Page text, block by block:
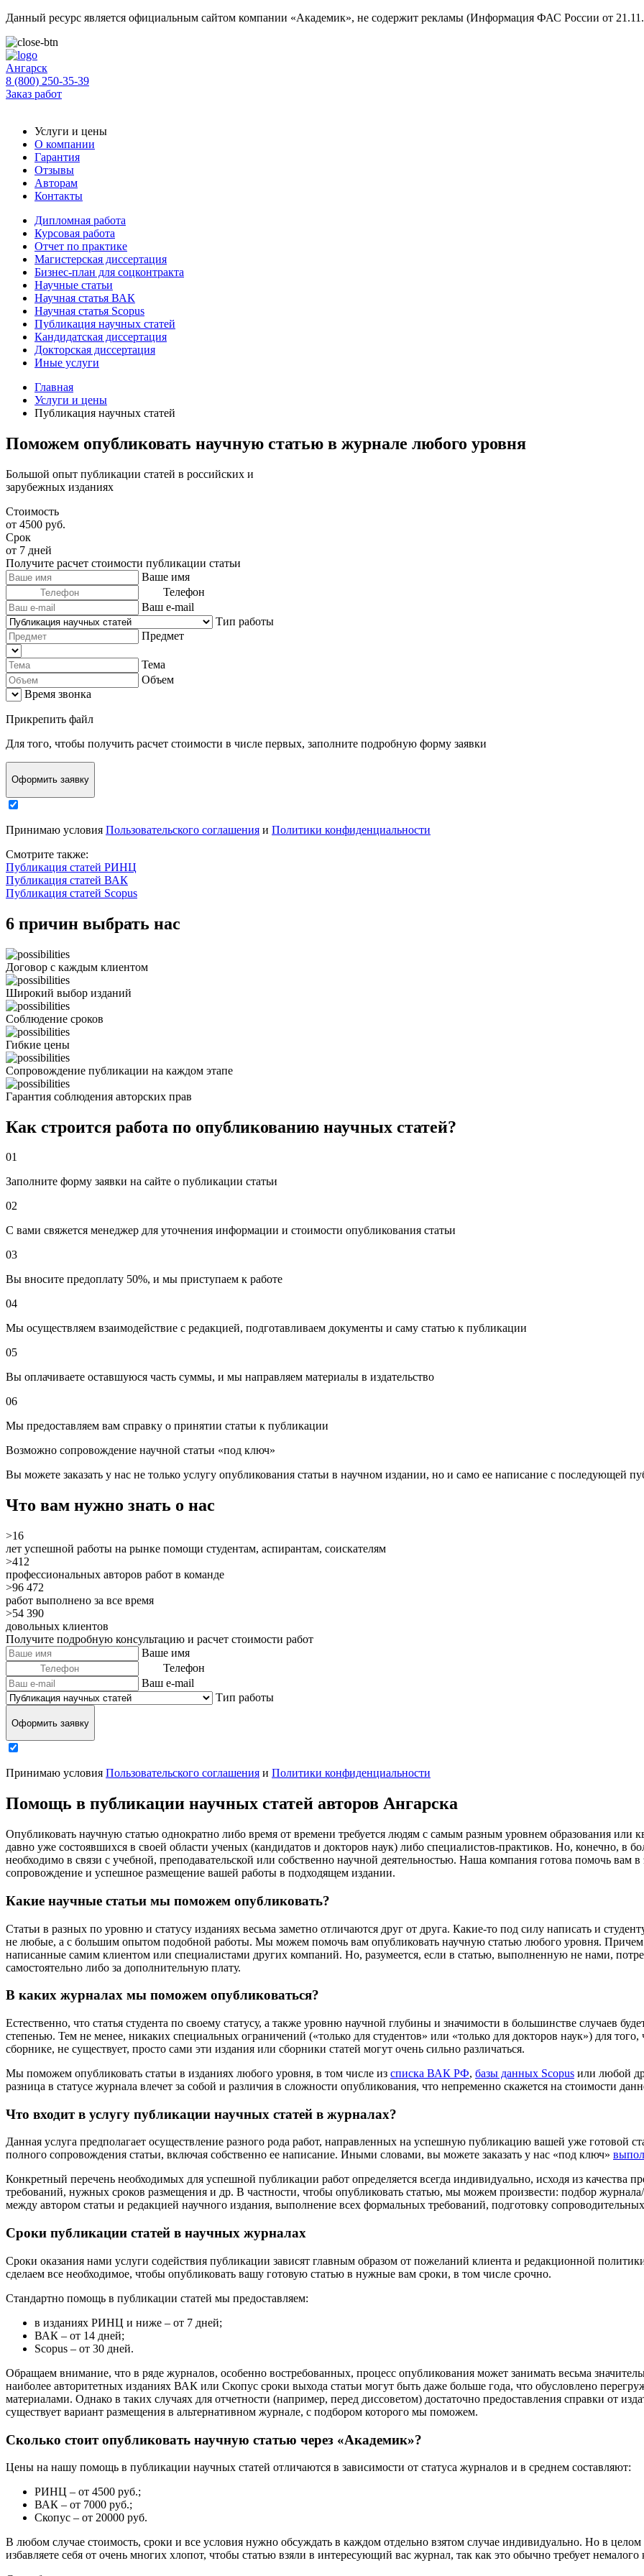
Данный ресурс является официальным сайтом компании «Академик», не содержит рекламы (Информация ФАС России от
Ангарск
8 (800) 250-35-39
Заказ работ
Услуги и цены
О компании
Гарантия
Отзывы
Авторам
Контакты
Дипломная работа
Курсовая работа
Отчет по практике
Магистерская диссертация
Бизнес-план для соцконтракта
Научные статьи
Научная статья ВАК
Научная статья Scopus
Публикация научных статей
Кандидатская диссертация
Докторская диссертация
Иные услуги
Главная
Услуги и цены
Публикация научных статей
Поможем опубликовать научную статью в журнале любого уровня
Большой опыт публикации статей в российских и
зарубежных изданиях
Стоимость
от 4500 руб.
Срок
от 7 дней
Получите расчет стоимости публикации статьи
Ваше имя
Телефон
Ваш e-mail
Тип работы
Предмет
Тема
Объем
Время звонка
Прикрепить файл
Для того, чтобы получить расчет стоимости в числе первых, заполните подробную форму заявки
Оформить заявку
Принимаю условия Пользовательского соглашения и Политики конфиденциальности
Смотрите также:
Публикация статей РИНЦ
Публикация статей ВАК
Публикация статей Scopus
6 причин выбрать нас
Договор с каждым клиентом
Широкий выбор изданий
Соблюдение сроков
Гибкие цены
Сопровождение публикации на каждом этапе
Гарантия соблюдения авторских прав
Как строится работа по опубликованию научных статей?
01
Заполните форму заявки на сайте о публикации статьи
02
С вами свяжется менеджер для уточнения информации и стоимости опубликования статьи
03
Вы вносите предоплату 50%, и мы приступаем к работе
04
Мы осуществляем взаимодействие с редакцией, подготавливаем документы и саму статью к публикации
05
Вы оплачиваете оставшуюся часть суммы, и мы направляем материалы в издательство
06
Мы предоставляем вам справку о принятии статьи к публикации
Возможно сопровождение научной статьи «под ключ»
Вы можете заказать у нас не только услугу опубликования статьи в научном издании, но и само ее написание с последующей
Что вам нужно знать о нас
>16
лет успешной работы на рынке помощи студентам, аспирантам, соискателям
>412
профессиональных авторов работ в команде
>96 472
работ выполнено за все время
>54 390
довольных клиентов
Получите подробную консультацию и расчет стоимости работ
Ваше имя
Телефон
Ваш e-mail
Тип работы
Оформить заявку
Принимаю условия Пользовательского соглашения и Политики конфиденциальности
Помощь в публикации научных статей авторов Ангарска
Опубликовать научную статью однократно либо время от времени требуется людям с самым разным уровнем образования или
давно уже состоявшихся в своей области ученых (кандидатов и докторов наук) либо специалистов-практиков. Но, конечно, в
необходимо в связи с учебной, преподавательской или собственно научной деятельностью. Наша компания готова помочь вам
сопровождение и успешное размещение вашей работы в подходящем издании.
Какие научные статьи мы поможем опубликовать?
Статьи в разных по уровню и статусу изданиях весьма заметно отличаются друг от друга. Какие-то под силу написать и
не любые, а с большим опытом подобной работы. Мы можем помочь вам опубликовать научную статью любого уровня. Причем
написанные самим клиентом или специалистами других компаний. Но, разумеется, если в статью, выполненную не нами,
самостоятельно либо за дополнительную плату.
В каких журналах мы поможем опубликоваться?
Естественно, что статья студента по своему статусу, а также уровню научной глубины и значимости в большинстве случаев
степенью. Тем не менее, никаких специальных ограничений («только для студентов» или «только для докторов наук») для
сборнике, не существует, просто сами эти издания или сборники статей могут очень сильно различаться.
Мы поможем опубликовать статьи в изданиях любого уровня, в том числе из списка ВАК РФ, базы данных Scopus или любой
разница в статусе журнала влечет за собой и различия в сложности опубликования, что непременно скажется на стоимости
Что входит в услугу публикации научных статей в журналах?
Данная услуга предполагает осуществление разного рода работ, направленных на успешную публикацию вашей уже готовой
полного сопровождения статьи, включая собственно ее написание. Иными словами, вы можете заказать у нас «под ключ»
Конкретный перечень необходимых для успешной публикации работ определяется всегда индивидуально, исходя из качества
требований, нужных сроков размещения и др. В частности, чтобы опубликовать статью, мы можем произвести: подбор
между автором статьи и редакцией научного издания, выполнение всех формальных требований, подготовку
Сроки публикации статей в научных журналах
Сроки оказания нами услуги содействия публикации зависят главным образом от пожеланий клиента и редакционной
сделаем все необходимое, чтобы опубликовать вашу готовую статью в нужные вам сроки, в том числе срочно.
Стандартно помощь в публикации статей мы предоставляем:
в изданиях РИНЦ и ниже – от 7 дней;
ВАК – от 14 дней;
Scopus – от 30 дней.
Обращаем внимание, что в ряде журналов, особенно востребованных, процесс опубликования может занимать весьма
наиболее авторитетных изданиях ВАК или Скопус сроки выхода статьи могут быть даже больше года, что обусловлено
материалами. Однако в таких случаях для отчетности (например, перед диссоветом) достаточно предоставления справки от
существует вариант размещения в альтернативном журнале, с подбором которого мы поможем.
Сколько стоит опубликовать научную статью через «Академик»?
Цены на нашу помощь в публикации научных статей отличаются в зависимости от статуса журналов и в среднем составляют:
РИНЦ – от 4500 руб.;
ВАК – от 7000 руб.;
Скопус – от 20000 руб.
В любом случае стоимость, сроки и все условия нужно обсуждать в каждом отдельно взятом случае индивидуально. Но в
избавляете себя от очень многих хлопот, чтобы статью взяли в интересующий вас журнал, так как это обычно требует немалого